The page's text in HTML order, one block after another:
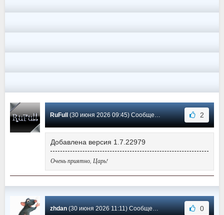
RuFull (30 июня 2026 09:45) Сообщение #5737 2
Добавлена версия 1.7.22979
Очень приятно, Царь!
zhdan(30 июня 2026 11:11) Сообщение #5736 0